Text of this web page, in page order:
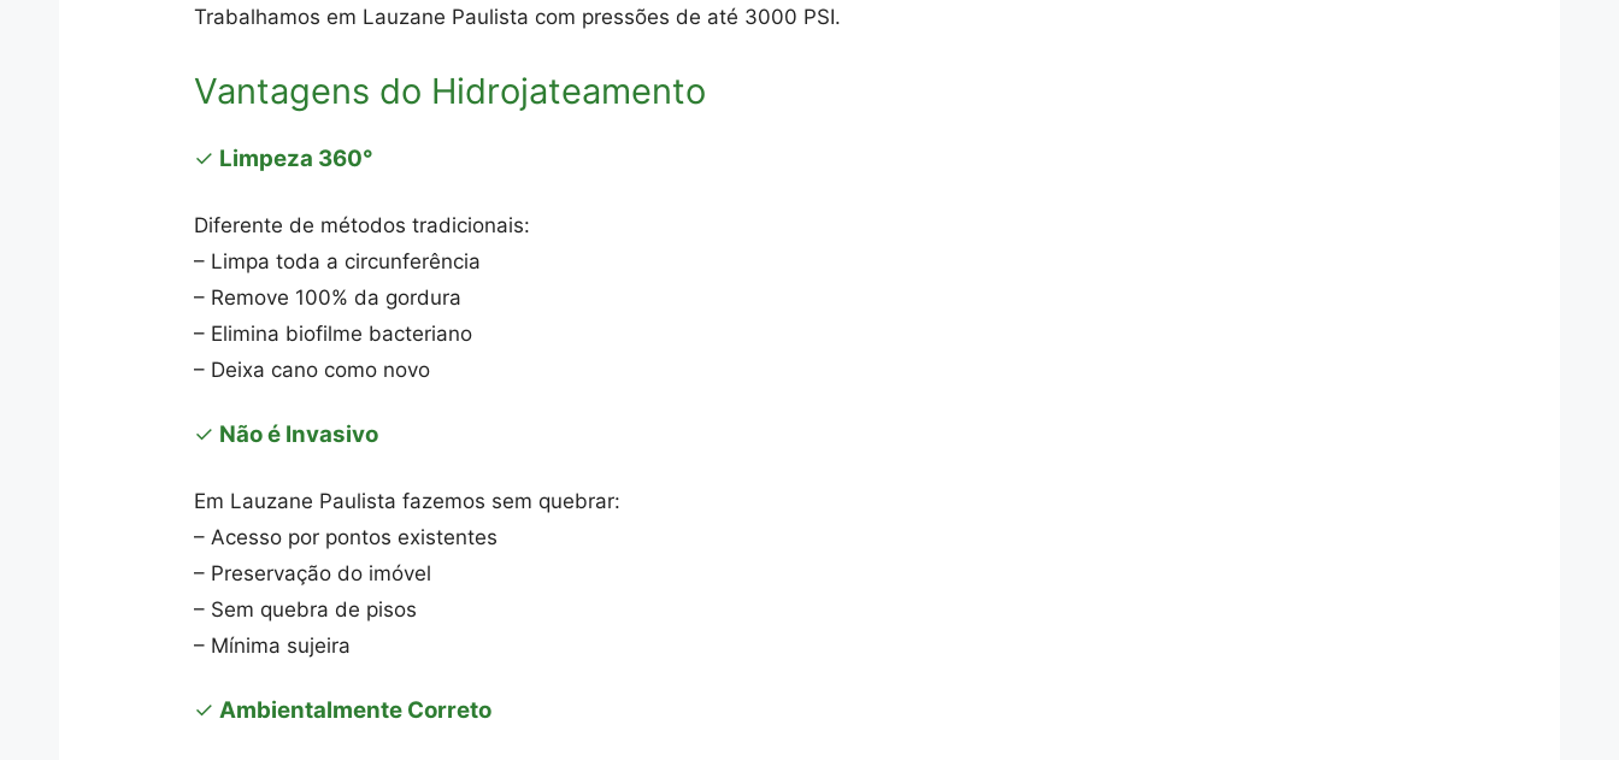
Trabalhamos em Lauzane Paulista com pressões de até 3000 PSI.
Vantagens do Hidrojateamento
✓ Limpeza 360°
Diferente de métodos tradicionais:
– Limpa toda a circunferência
– Remove 100% da gordura
– Elimina biofilme bacteriano
– Deixa cano como novo
✓ Não é Invasivo
Em Lauzane Paulista fazemos sem quebrar:
– Acesso por pontos existentes
– Preservação do imóvel
– Sem quebra de pisos
– Mínima sujeira
✓Ambientalmente Correto